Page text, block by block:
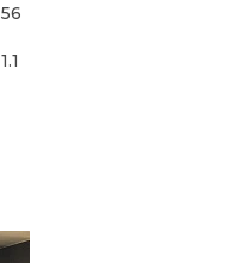
56
1.1